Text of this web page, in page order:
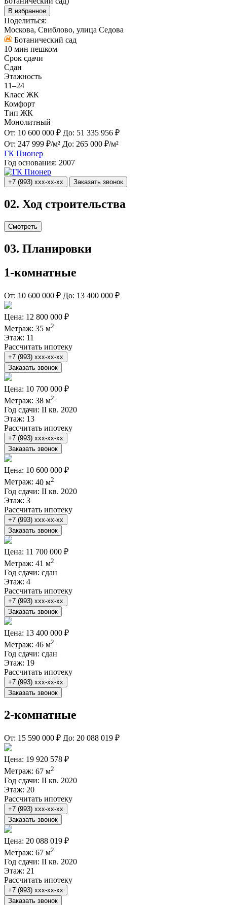
В избранное
Поделиться:
Москова, Свиблово, улица Седова
Ботанический сад
10 мин пешком
Срок сдачи
Сдан
Этажность
11–24
Класс ЖК
Комфорт
Тип ЖК
Монолитный
От: 10 600 000 ₽ До: 51 335 956 ₽
От: 247 999 ₽/м² До: 265 000 ₽/м²
ГК Пионер
Год основания: 2007
+7 (993) xxx-xx-xx Заказать звонок
02. Ход строительства
Смотреть
03. Планировки
1-комнатные
От: 10 600 000 ₽ До: 13 400 000 ₽
Цена: 12 800 000 ₽
Метраж: 35 м2
Этаж: 11
Рассчитать ипотеку
+7 (993) xxx-xx-xx
Заказать звонок
Цена: 10 700 000 ₽
Метраж: 38 м2
Год сдачи: II кв. 2020
Этаж: 13
Рассчитать ипотеку
+7 (993) xxx-xx-xx
Заказать звонок
Цена: 10 600 000 ₽
Метраж: 40 м2
Год сдачи: II кв. 2020
Этаж: 3
Рассчитать ипотеку
+7 (993) xxx-xx-xx
Заказать звонок
Цена: 11 700 000 ₽
Метраж: 41 м2
Год сдачи: сдан
Этаж: 4
Рассчитать ипотеку
+7 (993) xxx-xx-xx
Заказать звонок
Цена: 13 400 000 ₽
Метраж: 46 м2
Год сдачи: сдан
Этаж: 19
Рассчитать ипотеку
+7 (993) xxx-xx-xx
Заказать звонок
2-комнатные
От: 15 590 000 ₽ До: 20 088 019 ₽
Цена: 19 920 578 ₽
Метраж: 67 м2
Год сдачи: II кв. 2020
Этаж: 20
Рассчитать ипотеку
+7 (993) xxx-xx-xx
Заказать звонок
Цена: 20 088 019 ₽
Метраж: 67 м2
Год сдачи: II кв. 2020
Этаж: 21
Рассчитать ипотеку
+7 (993) xxx-xx-xx
Заказать звонок